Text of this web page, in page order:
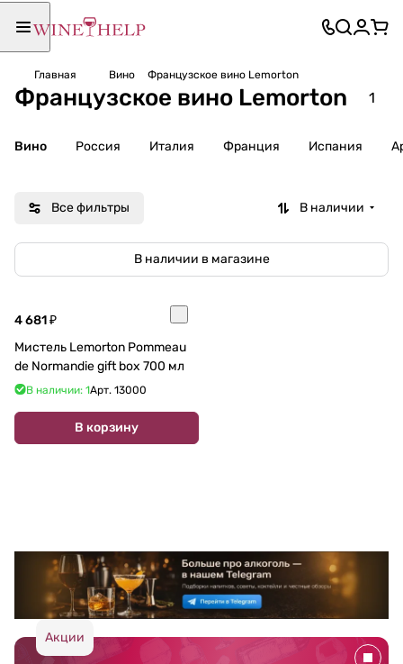
Главная Вино Французское вино Lemorton
Французское вино Lemorton 1
Вино Россия Италия Франция Испания
Все фильтры В наличии
В наличии в магазине
4 681 ₽
Мистель Lemorton Pommeau
de Normandie gift box 700 мл
В наличии: 1Арт. 13000
В корзину
Акции